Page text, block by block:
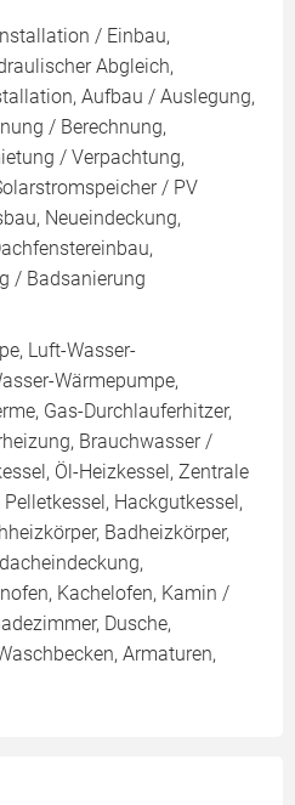
/ Einbau,
Abgleich,
Aufbau / Auslegung,
/ Berechnung,
/ Verpachtung,
/ PV
Neueindeckung,
/ Badsanierung
Luft-Wasser-
Wärmepumpe,
Gas-Durchlauferhitzer,
Brauchwasser /
Öl-Heizkessel, Zentrale
Hackgutkessel,
Badheizkörper,
Kachelofen, Kamin /
Dusche,
Armaturen,